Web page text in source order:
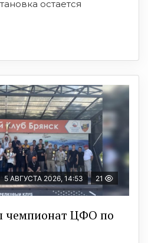
остается
5 АВГУСТА 2026, 14:53 21
чемпионат ЦФО по